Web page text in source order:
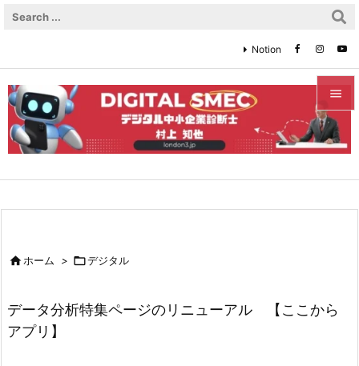


メニュ

検索
Notion
ホーム > デジタル
データ分析特集ページのリニューアル 【ここから
アプリ】